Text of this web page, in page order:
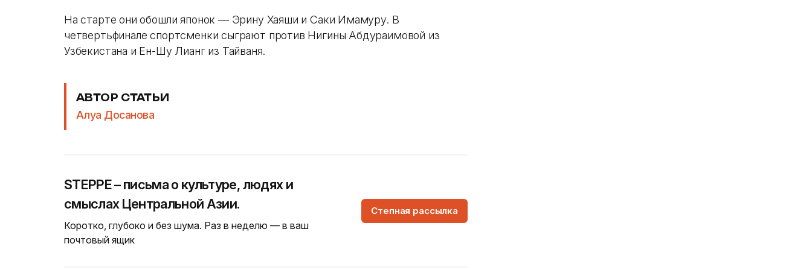
На старте они обошли японок — Эрину Хаяши и Саки Имамуру. В
четвертьфинале спортсменки сыграют против Нигины Абдураимовой из
Узбекистана и Ен-Шу Лианг из Тайваня.
АВТОР СТАТЬИ
Алуа Досанова
STEPPE – письма о культуре, людях и
смыслах Центральной Азии.
Коротко, глубоко и без шума. Раз в неделю — в ваш
почтовый ящик
Степная рассылка